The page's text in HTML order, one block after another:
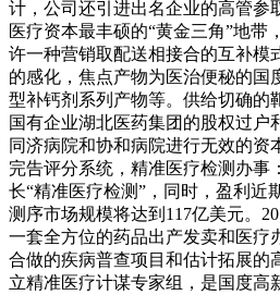
计，公司还引进出名企业的高管参
医疗资本最丰硕的“黄金三角”地带
许一种营销取配送相接合的互补模
的感化，焦点产物为医治便秘的国
型补钙剂系列产物等。供给切确的
国有企业湖北医药集团的股权过户
同济病院和协和病院进行无效的资
完告评分系统，精准医疗检测办事
长“精准医疗检测”，同时，盈利近
测序市场规模将达到117亿美元。
一套全方位的药品出产发卖和医疗
合做的疾病普查项目和估计拓展的
立精准医疗计谋专家组，是国度高